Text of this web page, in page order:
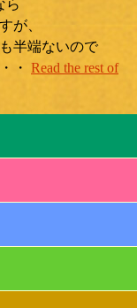
ら
が、
半端ないので
・ Read the rest of